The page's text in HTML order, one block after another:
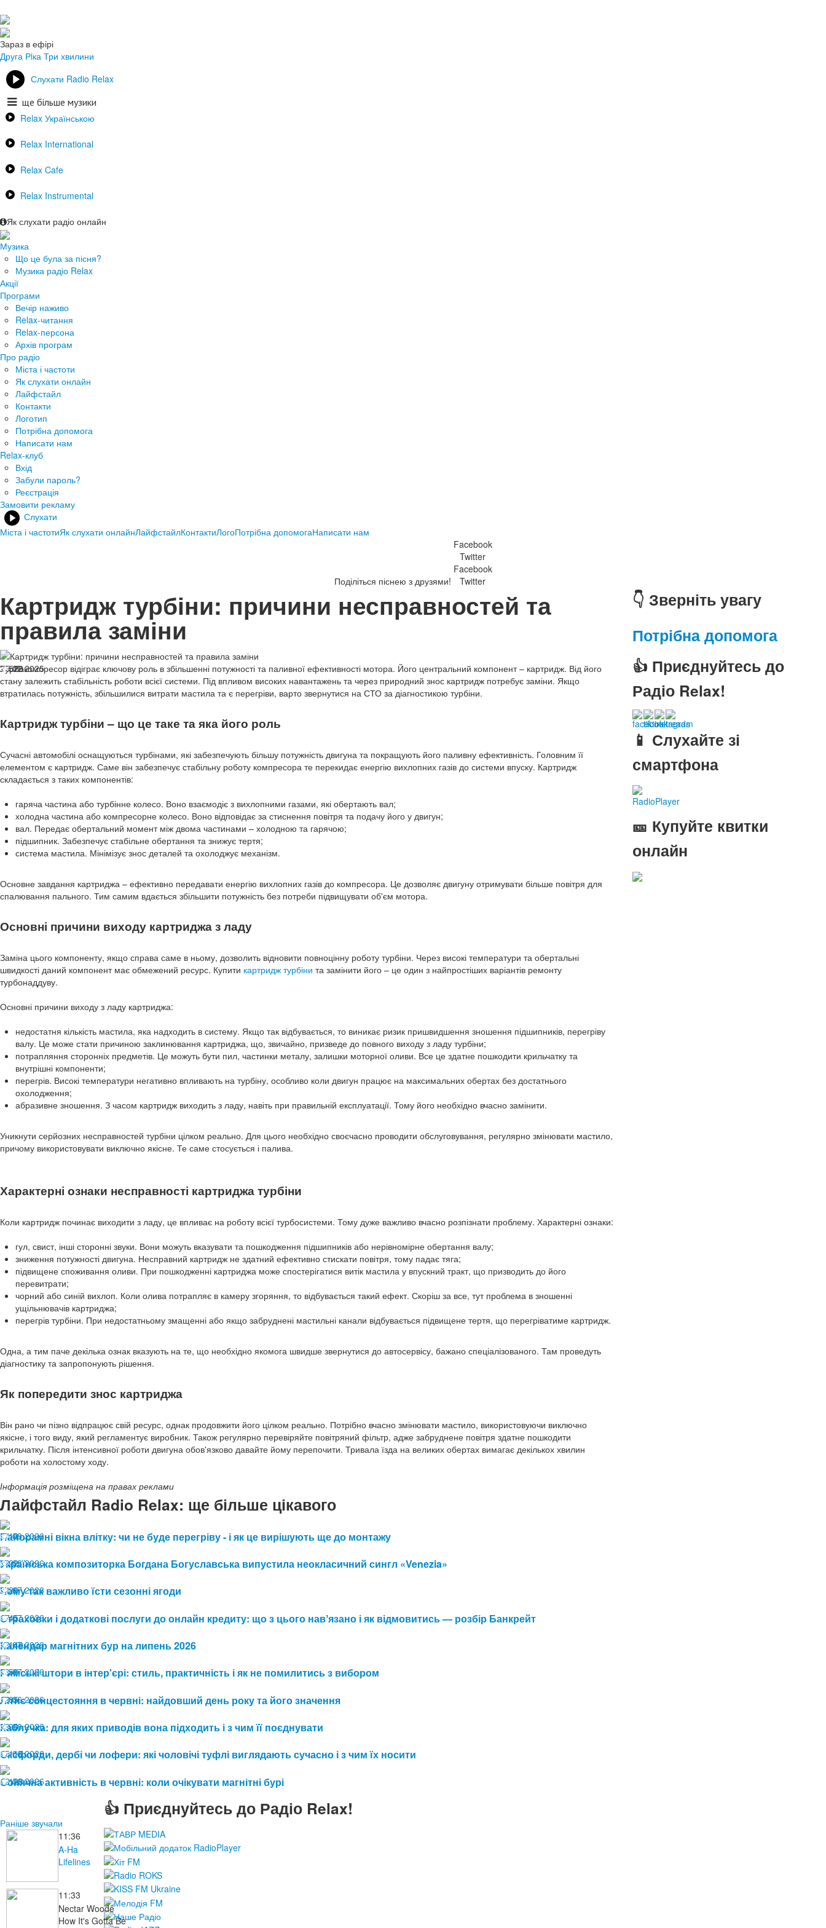
Зараз в ефірі
Друга Рiка Три хвилини
Раніше звучали
11:36
A-Ha
Lifelines
11:33
Nectar Woode
How It's Gotta Be
Слухати Radio Relax
ще більше музики
Relax Українською
Relax International
Relax Cafe
Relax Instrumental
Як слухати радіо онлайн
Музика
Що це була за пісня?
Музика радіо Relax
Акції
Програми
Вечір наживо
Relax-читання
Relax-персона
Архів програм
Про радіо
Міста і частоти
Як слухати онлайн
Лайфстайл
Контакти
Логотип
Потрібна допомога
Написати нам
Relax-клуб
Вхід
Забули пароль?
Реєстрація
Замовити рекламу
Слухати
Міста і частотиЯк слухати онлайнЛайфстайлКонтактиЛогоПотрібна допомогаНаписати нам
Поділіться піснею з друзями!
Facebook
Twitter
Facebook
Twitter
Картридж турбіни: причини несправностей та
правила заміни
25.02.2025
529
Турбокомпресор відіграє ключову роль в збільшенні потужності та паливної ефективності мотора. Його центральний компонент – картридж. Від його
стану залежить стабільність роботи всієї системи. Під впливом високих навантажень та через природний знос картридж потребує заміни. Якщо
втратилась потужність, збільшилися витрати мастила та є перегріви, варто звернутися на СТО за діагностикою турбіни.
Картридж турбіни – що це таке та яка його роль
Сучасні автомобілі оснащуються турбінами, які забезпечують більшу потужність двигуна та покращують його паливну ефективність. Головним її
елементом є картридж. Саме він забезпечує стабільну роботу компресора те перекидає енергію вихлопних газів до системи впуску. Картридж
складається з таких компонентів:
гаряча частина або турбінне колесо. Воно взаємодіє з вихлопними газами, які обертають вал;
холодна частина або компресорне колесо. Воно відповідає за стиснення повітря та подачу його у двигун;
вал. Передає обертальний момент між двома частинами – холодною та гарячою;
підшипник. Забезпечує стабільне обертання та знижує тертя;
система мастила. Мінімізує знос деталей та охолоджує механізм.
Основне завдання картриджа – ефективно передавати енергію вихлопних газів до компресора. Це дозволяє двигуну отримувати більше повітря для
спалювання пального. Тим самим вдається збільшити потужність без потреби підвищувати об'єм мотора.
Основні причини виходу картриджа з ладу
Заміна цього компоненту, якщо справа саме в ньому, дозволить відновити повноцінну роботу турбіни. Через високі температури та обертальні
швидкості даний компонент має обмежений ресурс. Купити картридж турбіни та замінити його – це один з найпростіших варіантів ремонту
турбонаддуву.
Основні причини виходу з ладу картриджа:
недостатня кількість мастила, яка надходить в систему. Якщо так відбувається, то виникає ризик пришвидшення зношення підшипників, перегріву
валу. Це може стати причиною заклинювання картриджа, що, звичайно, призведе до повного виходу з ладу турбіни;
потрапляння сторонніх предметів. Це можуть бути пил, частинки металу, залишки моторної оливи. Все це здатне пошкодити крильчатку та
внутрішні компоненти;
перегрів. Високі температури негативно впливають на турбіну, особливо коли двигун працює на максимальних обертах без достатнього
охолодження;
абразивне зношення. З часом картридж виходить з ладу, навіть при правильній експлуатації. Тому його необхідно вчасно замінити.
Уникнути серйозних несправностей турбіни цілком реально. Для цього необхідно своєчасно проводити обслуговування, регулярно змінювати мастило,
причому використовувати виключно якісне. Те саме стосується і палива.
Характерні ознаки несправності картриджа турбіни
Коли картридж починає виходити з ладу, це впливає на роботу всієї турбосистеми. Тому дуже важливо вчасно розпізнати проблему. Характерні ознаки:
гул, свист, інші сторонні звуки. Вони можуть вказувати та пошкодження підшипників або нерівномірне обертання валу;
зниження потужності двигуна. Несправний картридж не здатний ефективно стискати повітря, тому падає тяга;
підвищене споживання оливи. При пошкодженні картриджа може спостерігатися витік мастила у впускний тракт, що призводить до його
перевитрати;
чорний або синій вихлоп. Коли олива потрапляє в камеру згоряння, то відбувається такий ефект. Скоріш за все, тут проблема в зношенні
ущільнювачів картриджа;
перегрів турбіни. При недостатньому змащенні або якщо забруднені мастильні канали відбувається підвищене тертя, що перегріватиме картридж.
Одна, а тим паче декілька ознак вказують на те, що необхідно якомога швидше звернутися до автосервісу, бажано спеціалізованого. Там проведуть
діагностику та запропонують рішення.
Як попередити знос картриджа
Він рано чи пізно відпрацює свій ресурс, однак продовжити його цілком реально. Потрібно вчасно змінювати мастило, використовуючи виключно
якісне, і того виду, який регламентує виробник. Також регулярно перевіряйте повітряний фільтр, адже забруднене повітря здатне пошкодити
крильчатку. Після інтенсивної роботи двигуна обов'язково давайте йому перепочити. Тривала їзда на великих обертах вимагає декількох хвилин
роботи на холостому ходу.
Інформація розміщена на правах реклами
Лайфстайл Radio Relax: ще більше цікавого
04.08.2026
13
Панорамні вікна влітку: чи не буде перегріву - і як це вирішують ще до монтажу
03.08.2026
22
Українська композиторка Богдана Богуславська випустила неокласичний сингл «Venezia»
24.07.2026
29
Чому так важливо їсти сезонні ягоди
17.07.2026
45
Страховки і додаткові послуги до онлайн кредиту: що з цього навʼязано і як відмовитись — розбір Банкрейт
13.07.2026
149
Календар магнітних бур на липень 2026
08.07.2026
58
Римські штори в інтер'єрі: стиль, практичність і як не помилитись з вибором
19.06.2026
85
Літнє сонцестояння в червні: найдовший день року та його значення
19.06.2026
90
Каблучка: для яких приводів вона підходить і з чим її поєднувати
15.06.2026
116
Оксфорди, дербі чи лофери: які чоловічі туфлі виглядають сучасно і з чим їх носити
12.06.2026
128
Сонячна активність в червні: коли очікувати магнітні бурі
👇 Зверніть увагу
Потрібна допомога
👍 Приєднуйтесь до
Радіо Relax!
📱 Слухайте зі
смартфона
RadioPlayer
🎫 Купуйте квитки
онлайн
👍 Приєднуйтесь до Радіо Relax!